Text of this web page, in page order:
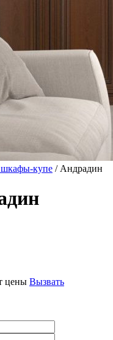
купе / Андрадин
цены Вызвать